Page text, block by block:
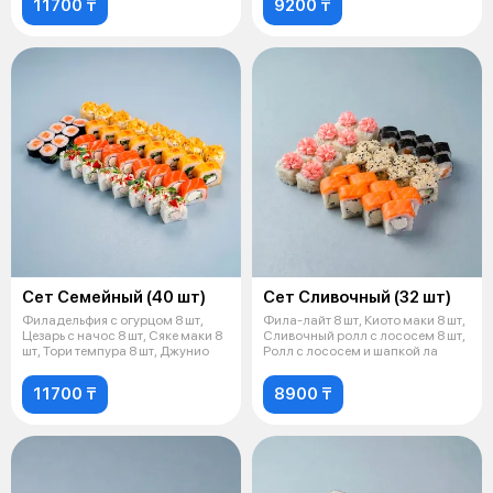
11700 ₸ 9200 ₸
Сет Семейный (40 шт)
Филадельфия с огурцом 8 шт,
Цезарь с начос 8 шт, Сяке маки 8
шт, Тори темпура 8 шт, Джунио
11700 ₸
Сет Сливочный (32 шт)
Фила-лайт 8 шт, Киото маки 8 шт,
Сливочный ролл с лососем 8 шт,
Ролл с лососем и шапкой ла
8900 ₸